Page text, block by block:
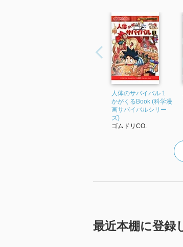
人体のサバイバル 1
かがくるBook (科学漫
画サバイバルシリー
ズ)
ゴムドリCO.
最近本棚に登録